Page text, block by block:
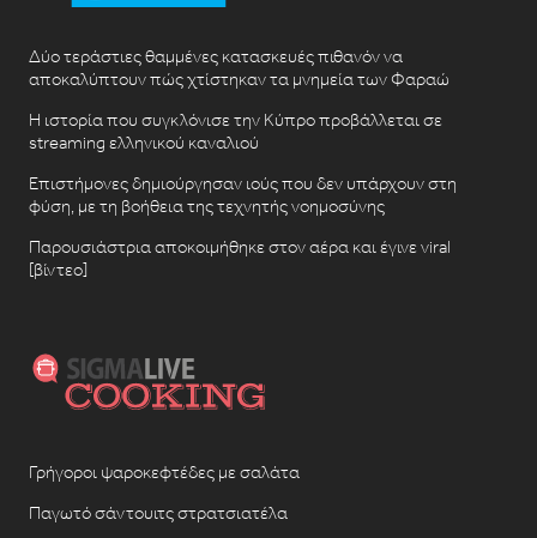
Δύο τεράστιες θαμμένες κατασκευές πιθανόν να
αποκαλύπτουν πώς χτίστηκαν τα μνημεία των Φαραώ
Η ιστορία που συγκλόνισε την Κύπρο προβάλλεται σε
streaming ελληνικού καναλιού
Επιστήμονες δημιούργησαν ιούς που δεν υπάρχουν στη
φύση, με τη βοήθεια της τεχνητής νοημοσύνης
Παρουσιάστρια αποκοιμήθηκε στον αέρα και έγινε viral
[βίντεο]
Γρήγοροι ψαροκεφτέδες με σαλάτα
Παγωτό σάντουιτς στρατσιατέλα